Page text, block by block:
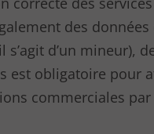
des
s’agit d’un
est obligatoire pour
commerciales